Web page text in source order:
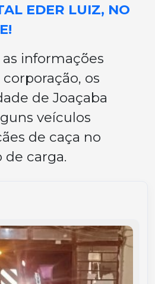
EDER LUIZ, NO
informações
os
de Joaçaba
veículos
de caça no
carga.